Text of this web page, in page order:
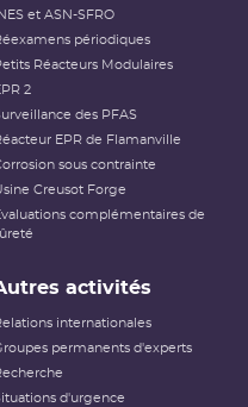
INES et ASN-SFRO
périodiques
Réacteurs Modulaires
2
des PFAS
EPR de Flamanville
sous contrainte
Creusot Forge
complémentaires de
activités
internationales
permanents d'experts
d'urgence